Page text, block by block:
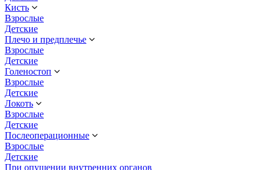
Кисть
Взрослые
Детские
Плечо и предплечье
Взрослые
Детские
Голеностоп
Взрослые
Детские
Локоть
Взрослые
Детские
Послеоперационные
Взрослые
Детские
При опущении внутренних органов